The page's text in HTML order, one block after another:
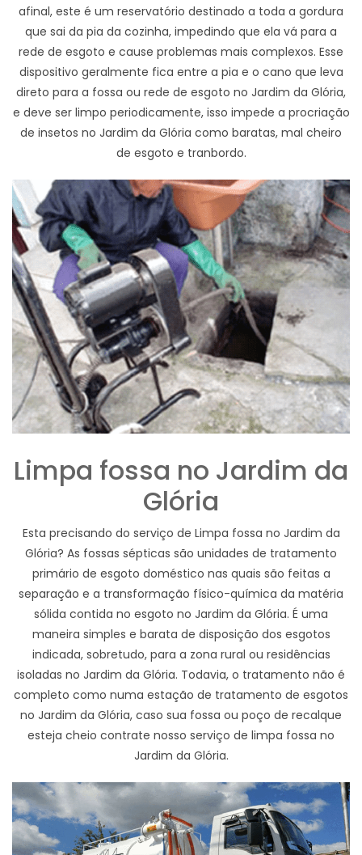
afinal, este é um reservatório destinado a toda a gordura
que sai da pia da cozinha, impedindo que ela vá para a
rede de esgoto e cause problemas mais complexos. Esse
dispositivo geralmente fica entre a pia e o cano que leva
direto para a fossa ou rede de esgoto no Jardim da Glória,
e deve ser limpo periodicamente, isso impede a procriação
de insetos no Jardim da Glória como baratas, mal cheiro
de esgoto e tranbordo.
Limpa fossa no Jardim da
Glória
Esta precisando do serviço de Limpa fossa no Jardim da
Glória? As fossas sépticas são unidades de tratamento
primário de esgoto doméstico nas quais são feitas a
separação e a transformação físico-química da matéria
sólida contida no esgoto no Jardim da Glória. É uma
maneira simples e barata de disposição dos esgotos
indicada, sobretudo, para a zona rural ou residências
isoladas no Jardim da Glória. Todavia, o tratamento não é
completo como numa estação de tratamento de esgotos
no Jardim da Glória, caso sua fossa ou poço de recalque
esteja cheio contrate nosso serviço de limpa fossa no
Jardim da Glória.